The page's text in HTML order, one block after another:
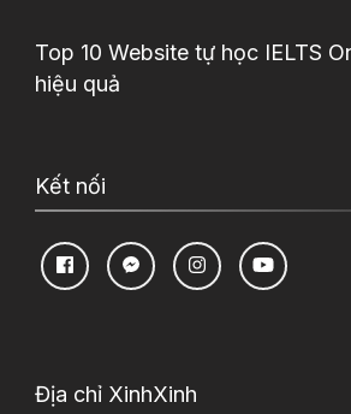
Top 10 Website tự học IELTS
hiệu quả
Kết nối
Địa chỉ XinhXinh